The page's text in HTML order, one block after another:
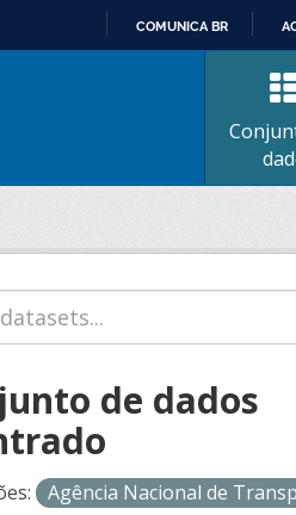
CONTEÚDO
COMUNICA BR
de dados
Agência Nacional de